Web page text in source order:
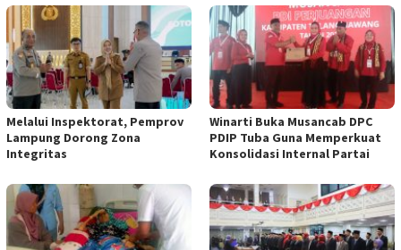
Melalui Inspektorat, Pemprov
Lampung Dorong Zona
Integritas
Winarti Buka Musancab DPC
PDIP Tuba Guna Memperkuat
Konsolidasi Internal Partai